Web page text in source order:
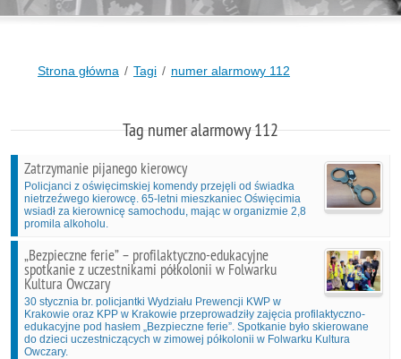
Strona główna Tagi numer alarmowy 112
Tag numer alarmowy 112
Zatrzymanie pijanego kierowcy
Policjanci z oświęcimskiej komendy przejęli od świadka
nietrzeźwego kierowcę. 65-letni mieszkaniec Oświęcimia
wsiadł za kierownicę samochodu, mając w organizmie 2,8
promila alkoholu.
„Bezpieczne ferie” – profilaktyczno-edukacyjne
spotkanie z uczestnikami półkolonii w Folwarku
Kultura Owczary
30 stycznia br. policjantki Wydziału Prewencji KWP w
Krakowie oraz KPP w Krakowie przeprowadziły zajęcia profilaktyczno-
edukacyjne pod hasłem „Bezpieczne ferie”. Spotkanie było skierowane
do dzieci uczestniczących w zimowej półkolonii w Folwarku Kultura
Owczary.